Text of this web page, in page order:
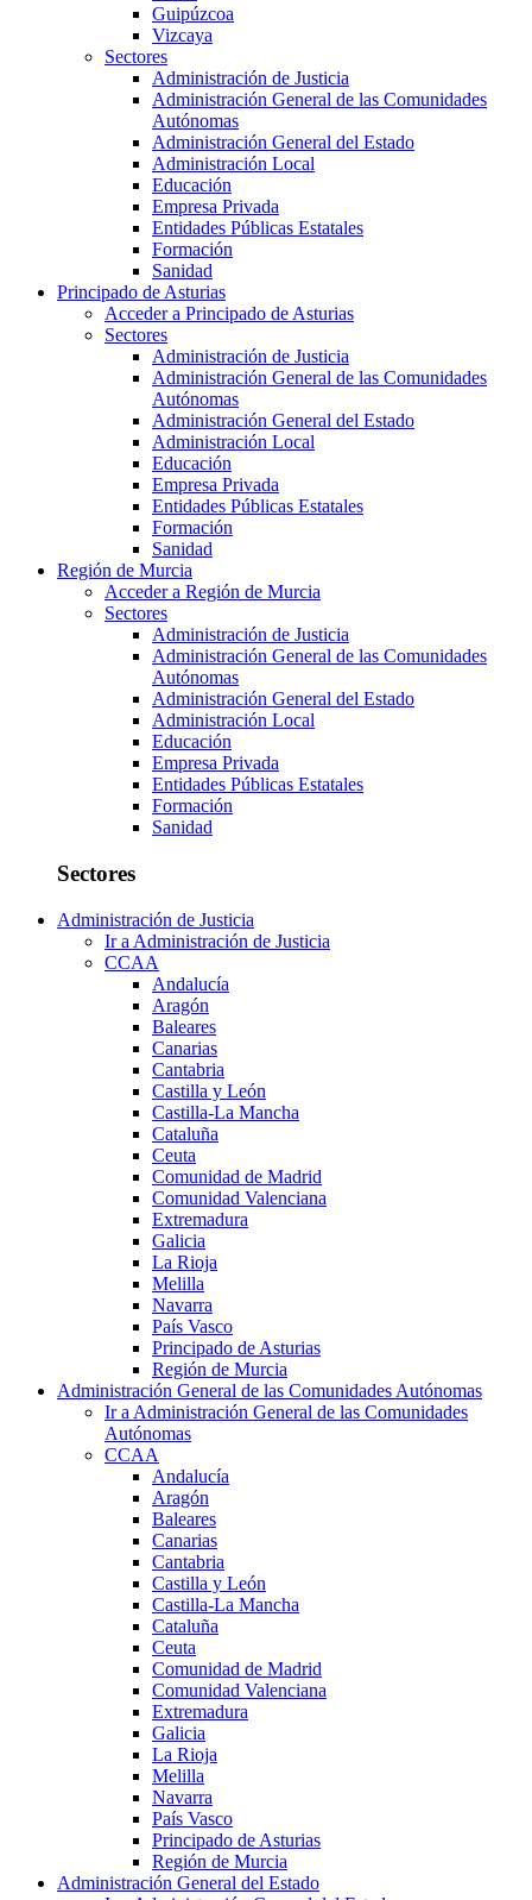
Guipúzcoa
Vizcaya
Sectores
Administración de Justicia
Administración General de las Comunidades
Autónomas
Administración General del Estado
Administración Local
Educación
Empresa Privada
Entidades Públicas Estatales
Formación
Sanidad
Principado de Asturias
Acceder a Principado de Asturias
Sectores
Administración de Justicia
Administración General de las Comunidades
Autónomas
Administración General del Estado
Administración Local
Educación
Empresa Privada
Entidades Públicas Estatales
Formación
Sanidad
Región de Murcia
Acceder a Región de Murcia
Sectores
Administración de Justicia
Administración General de las Comunidades
Autónomas
Administración General del Estado
Administración Local
Educación
Empresa Privada
Entidades Públicas Estatales
Formación
Sanidad
Sectores
Administración de Justicia
Ir a Administración de Justicia
CCAA
Andalucía
Aragón
Baleares
Canarias
Cantabria
Castilla y León
Castilla-La Mancha
Cataluña
Ceuta
Comunidad de Madrid
Comunidad Valenciana
Extremadura
Galicia
La Rioja
Melilla
Navarra
País Vasco
Principado de Asturias
Región de Murcia
Administración General de las Comunidades Autónomas
Ir a Administración General de las Comunidades
Autónomas
CCAA
Andalucía
Aragón
Baleares
Canarias
Cantabria
Castilla y León
Castilla-La Mancha
Cataluña
Ceuta
Comunidad de Madrid
Comunidad Valenciana
Extremadura
Galicia
La Rioja
Melilla
Navarra
País Vasco
Principado de Asturias
Región de Murcia
Administración General del Estado